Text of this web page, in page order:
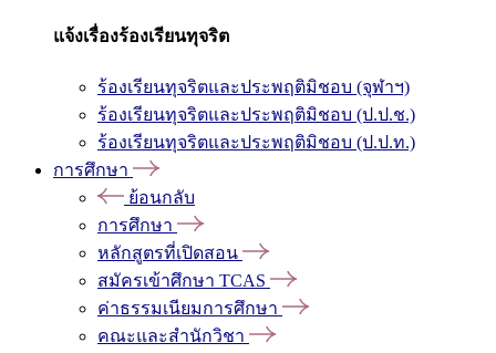
แจ้งเรื่องร้องเรียนทุจริต
ร้องเรียนทุจริตและประพฤติมิชอบ (จุฬาฯ)
ร้องเรียนทุจริตและประพฤติมิชอบ (ป.ป.ช.)
ร้องเรียนทุจริตและประพฤติมิชอบ (ป.ป.ท.)
การศึกษา
ย้อนกลับ
การศึกษา
หลักสูตรที่เปิดสอน
สมัครเข้าศึกษา TCAS
ค่าธรรมเนียมการศึกษา
คณะและสำนักวิชา